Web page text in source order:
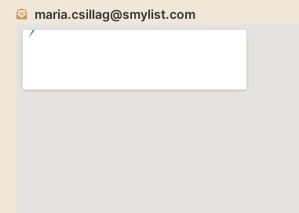
maria.csillag@smylist.com